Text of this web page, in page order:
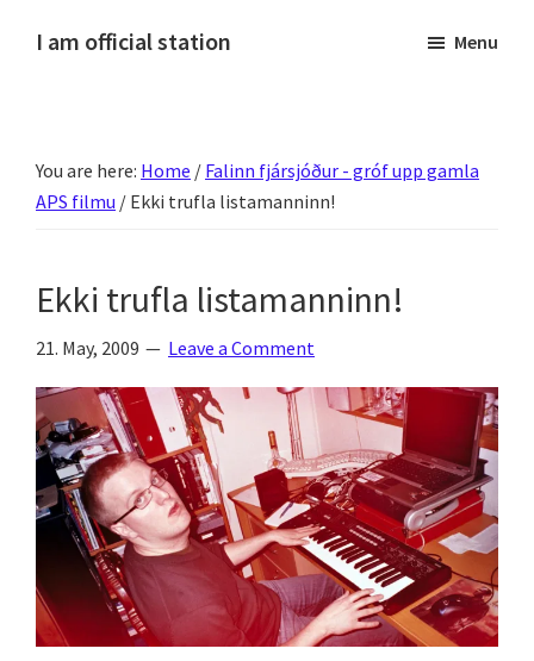
I am official station
fréttir
af
annað
skemmtilegt
:)
Menu
You are here: Home / Falinn fjársjóður - gróf upp gamla
APS filmu / Ekki trufla listamanninn!
Ekki trufla listamanninn!
21. May, 2009 Leave a Comment